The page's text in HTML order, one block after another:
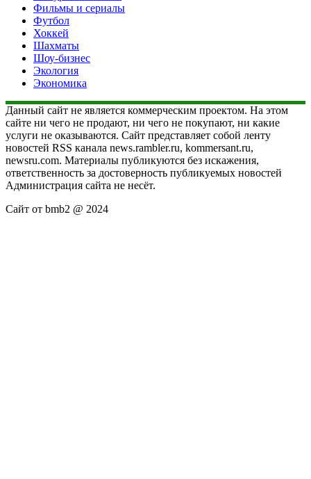
Фильмы и сериалы
Футбол
Хоккей
Шахматы
Шоу-бизнес
Экология
Экономика
Данный сайт не является коммерческим проектом. На этом
сайте ни чего не продают, ни чего не покупают, ни какие
услуги не оказываются. Сайт представляет собой ленту
новостей RSS канала news.rambler.ru, kommersant.ru,
newsru.com. Материалы публикуются без искажения,
ответственность за достоверность публикуемых новостей
Администрация сайта не несёт.
Сайт от bmb2 @ 2024